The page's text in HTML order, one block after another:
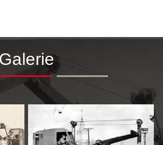
Galerie